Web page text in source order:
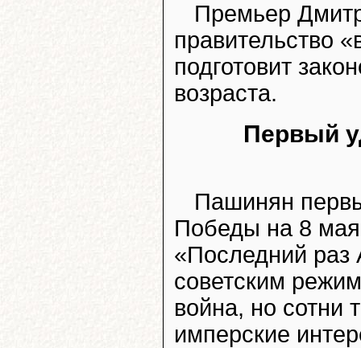
Премьер
правительство
подготовит
возраста.
Первый
Пашинян
Победы на 8 мая
«Последний раз
советским
война, но сотни
имперские